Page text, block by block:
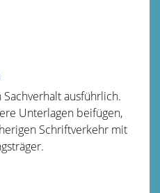
ausführlich.
Unterlagen beifügen,
Schriftverkehr mit